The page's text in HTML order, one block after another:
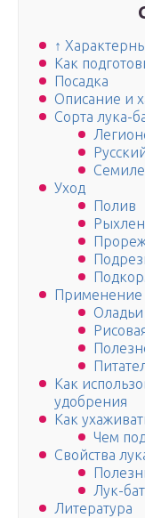
↑
Как
Посадка
Описание и
Сорта лука-
Уход
Полив
Применение
Оладьи
Как
удобрения
Как
Чем
Свойства
Лук-
Литература